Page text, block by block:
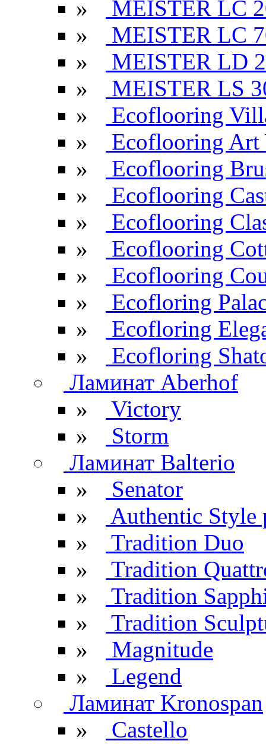
»
MEISTER LC
»
MEISTER LC
»
MEISTER LD
»
MEISTER LS
»
Ecoflooring
»
Ecoflooring Art
»
Ecoflooring
»
Ecoflooring
»
Ecoflooring
»
Ecoflooring
»
Ecoflooring
»
Ecofloring
»
Ecofloring
»
Ecofloring
Ламинат Aberhof
»
Victory
»
Storm
Ламинат Balterio
»
Senator
»
Authentic Style
»
Tradition Duo
»
Tradition
»
Tradition
»
Tradition
»
Magnitude
»
Legend
Ламинат Kronospan
»
Castello